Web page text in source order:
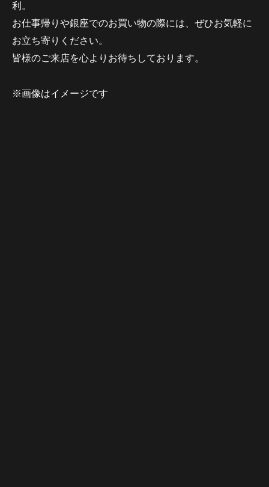
利。
お仕事帰りや銀座でのお買い物の際には、ぜひお気軽に
お立ち寄りください。
皆様のご来店を心よりお待ちしております。
※画像はイメージです